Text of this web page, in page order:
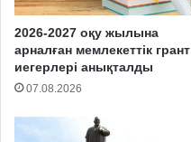
2026-2027 оқу жылына
арналған мемлекеттік грант
иегерлері анықталды
07.08.2026